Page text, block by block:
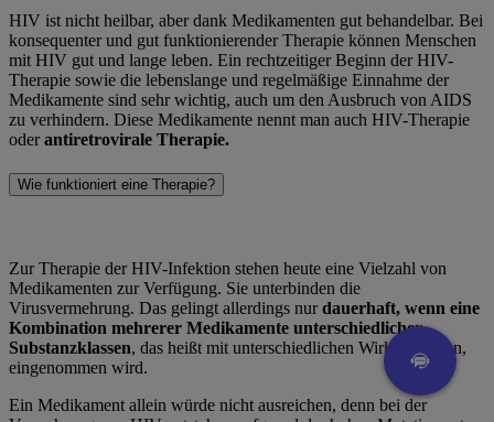
HIV ist nicht heilbar, aber dank Medikamenten gut behandelbar. Bei
konsequenter und gut funktionierender Therapie können Menschen
mit HIV gut und lange leben. Ein rechtzeitiger Beginn der HIV-
Therapie sowie die lebenslange und regelmäßige Einnahme der
Medikamente sind sehr wichtig, auch um den Ausbruch von AIDS
zu verhindern. Diese Medikamente nennt man auch HIV-Therapie
oderantiretrovirale Therapie.
Wie funktioniert eine Therapie?
Zur Therapie der HIV-Infektion stehen heute eine Vielzahl von
Medikamenten zur Verfügung. Sie unterbinden die
Virusvermehrung. Das gelingt allerdings nurdauerhaft, wenn eine
Kombination mehrerer Medikamente unterschiedlicher
Substanzklassen, das heißt mit unterschiedlichen Wirkprinzipien,
eingenommen wird.
Ein Medikament allein würde nicht ausreichen, denn bei der